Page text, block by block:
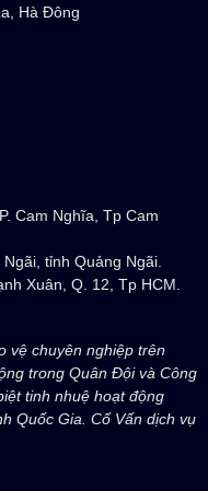
Hà Đông
Cam Nghĩa, Tp Cam
tỉnh Quảng Ngãi.
Xuân, Q. 12, Tp HCM.
vệ chuyên nghiệp trên
trong Quân Đội và Công
tinh nhuệ hoạt động
Quốc Gia. Cố Vấn dịch vụ